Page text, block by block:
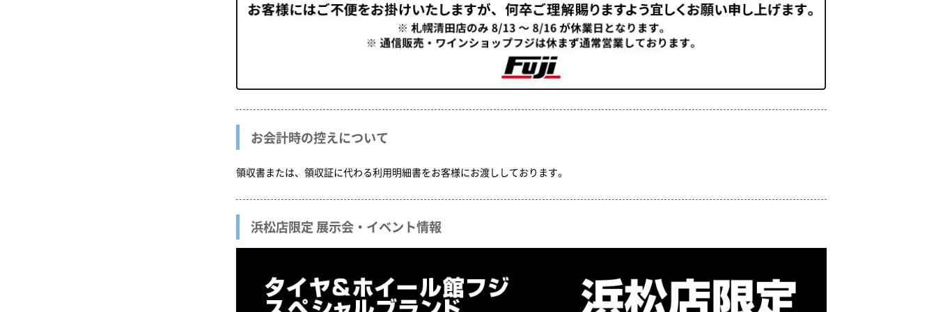
お会計時の控えについて
領収書または、領収証に代わる利用明細書をお客様にお渡ししております。
浜松店限定 展示会・イベント情報